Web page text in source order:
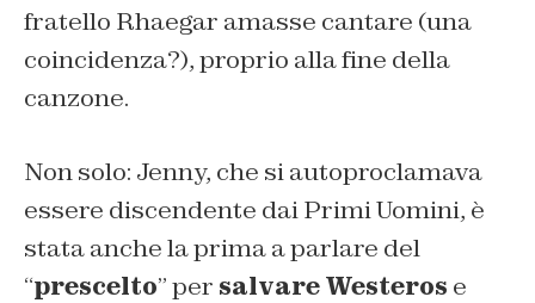
fratello Rhaegar amasse cantare (una
coincidenza?), proprio alla fine della
canzone.
Non solo: Jenny, che si autoproclamava
essere discendente dai Primi Uomini, è
stata anche la prima a parlare del
“prescelto” per salvare Westeros e